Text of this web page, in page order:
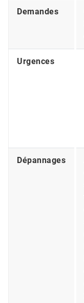
Demandes
Urgences
Dépannages